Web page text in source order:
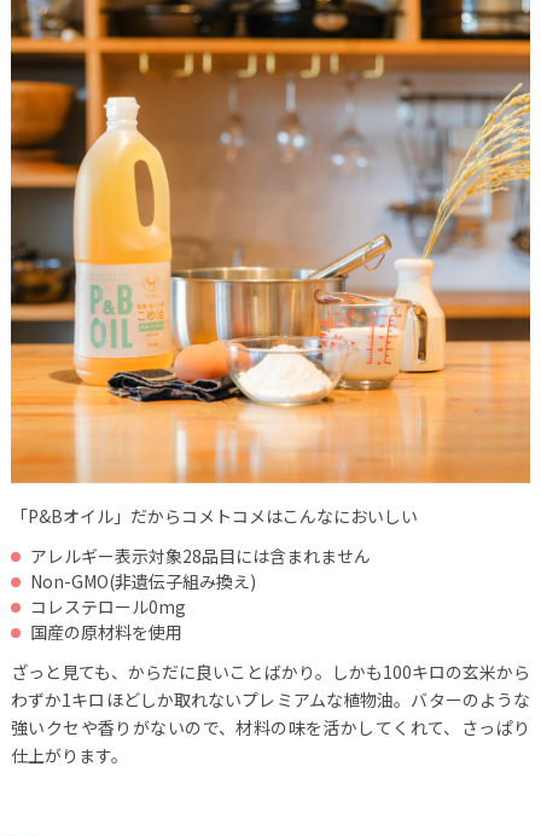
「P&Bオイル」だからコメトコメはこんなにおいしい
アレルギー表示対象28品目には含まれません
Non-GMO(非遺伝子組み換え)
コレステロール0mg
国産の原材料を使用
ざっと見ても、からだに良いことばかり。しかも100キロの玄米から
わずか1キロほどしか取れないプレミアムな植物油。バターのような
強いクセや香りがないので、材料の味を活かしてくれて、さっぱり
仕上がります。